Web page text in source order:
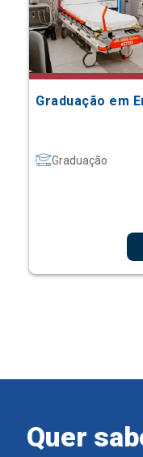
Graduação em
Graduação
Quer